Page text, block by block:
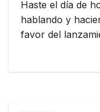
Haste el día de
hablando y
favor del